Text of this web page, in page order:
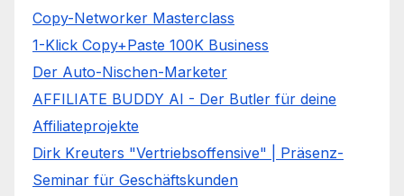
Copy-Networker Masterclass
1-Klick Copy+Paste 100K Business
Der Auto-Nischen-Marketer
AFFILIATE BUDDY AI - Der Butler für deine
Affiliateprojekte
Dirk Kreuters "Vertriebsoffensive" | Präsenz-
Seminar für Geschäftskunden